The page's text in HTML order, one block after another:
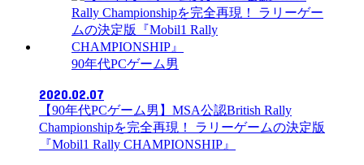
90年代PCゲーム男
2020.02.07
【90年代PCゲーム男】MSA公認British Rally
Championshipを完全再現！ ラリーゲームの決定版
『Mobil1 Rally CHAMPIONSHIP』